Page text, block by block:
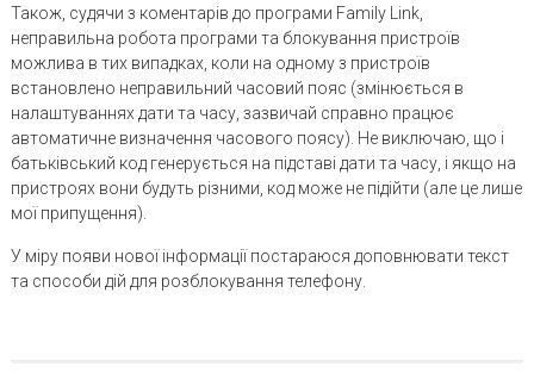
Також, судячи з коментарів до програми Family Link,
неправильна робота програми та блокування пристроїв
можлива в тих випадках, коли на одному з пристроїв
встановлено неправильний часовий пояс (змінюється в
налаштуваннях дати та часу, зазвичай справно працює
автоматичне визначення часового поясу). Не виключаю, що і
батьківський код генерується на підставі дати та часу, і якщо на
пристроях вони будуть різними, код може не підійти (але це лише
мої припущення).
У міру появи нової інформації постараюся доповнювати текст
та способи дій для розблокування телефону.